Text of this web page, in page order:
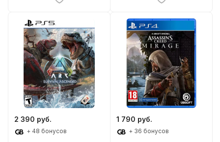
2 390 руб.
+ 48 бонусов
1 790 руб.
+ 36 бонусов